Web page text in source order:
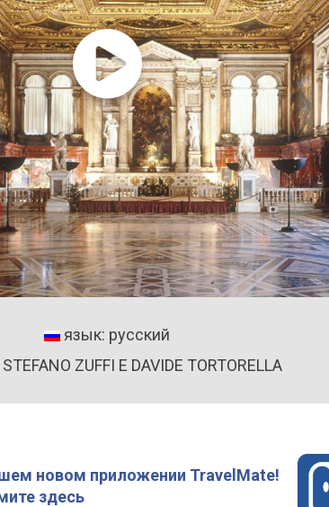
язык: русский
ZUFFI E DAVIDE TORTORELLA
новом приложении TravelMate!
здесь